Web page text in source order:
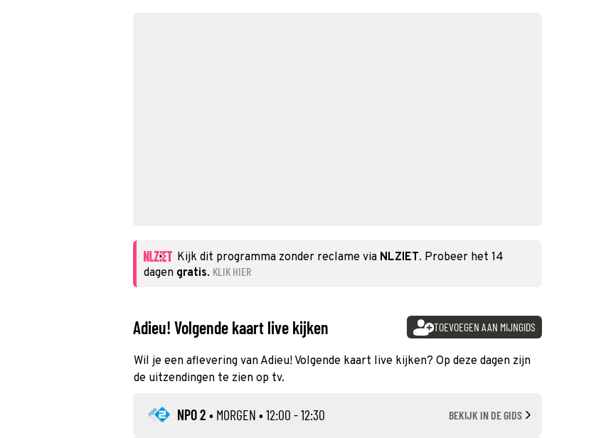
Kijk dit programma zonder reclame via NLZIET. Probeer het 14
dagen gratis. KLIK HIER
Adieu! Volgende kaart live kijken TOEVOEGEN AAN MIJNGIDS
Wil je een aflevering van Adieu! Volgende kaart live kijken? Op deze dagen zijn
de uitzendingen te zien op tv.
NPO 2 • MORGEN • 12:00 - 12:30 BEKIJK IN DE GIDS